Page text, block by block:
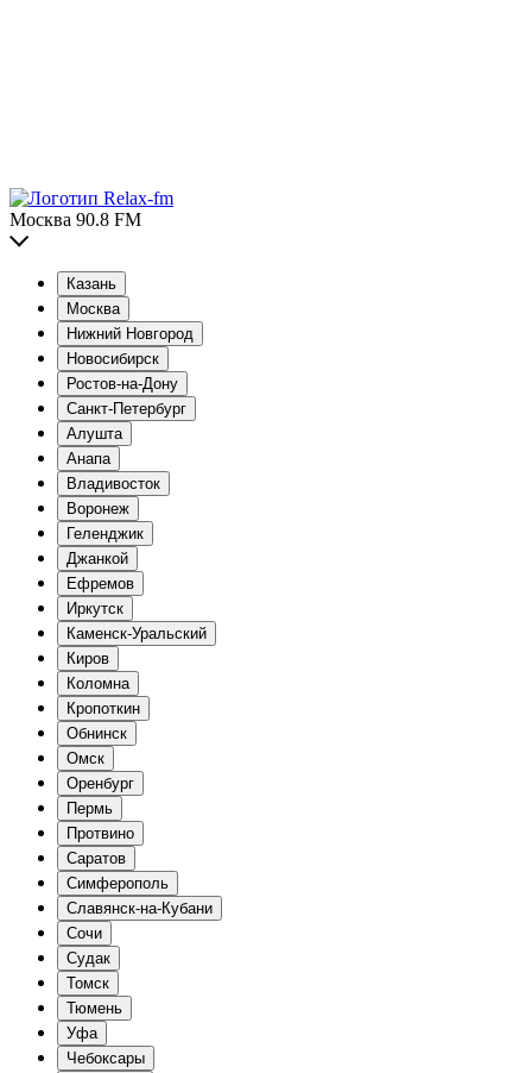
Москва 90.8 FM
Казань
Москва
Нижний Новгород
Новосибирск
Ростов-на-Дону
Санкт-Петербург
Алушта
Анапа
Владивосток
Воронеж
Геленджик
Джанкой
Ефремов
Иркутск
Каменск-Уральский
Киров
Коломна
Кропоткин
Обнинск
Омск
Оренбург
Пермь
Протвино
Саратов
Симферополь
Славянск-на-Кубани
Сочи
Судак
Томск
Тюмень
Уфа
Чебоксары